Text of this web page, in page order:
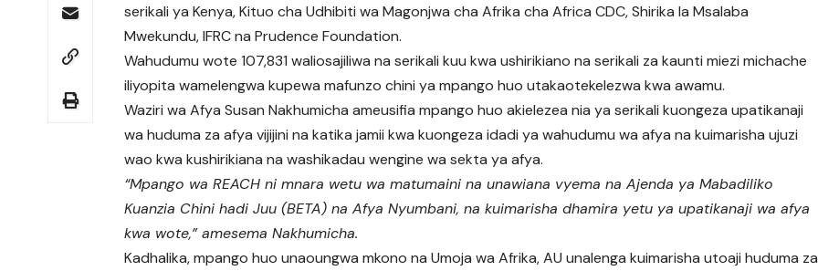
serikali ya Kenya, Kituo cha Udhibiti wa Magonjwa cha Afrika cha Africa CDC, Shirika la Msalaba
Mwekundu, IFRC na Prudence Foundation.
Wahudumu wote 107,831 waliosajiliwa na serikali kuu kwa ushirikiano na serikali za kaunti miezi michache
iliyopita wamelengwa kupewa mafunzo chini ya mpango huo utakaotekelezwa kwa awamu.
Waziri wa Afya Susan Nakhumicha ameusifia mpango huo akielezea nia ya serikali kuongeza upatikanaji
wa huduma za afya vijijini na katika jamii kwa kuongeza idadi ya wahudumu wa afya na kuimarisha ujuzi
wao kwa kushirikiana na washikadau wengine wa sekta ya afya.
“Mpango wa REACH ni mnara wetu wa matumaini na unawiana vyema na Ajenda ya Mabadiliko
Kuanzia Chini hadi Juu (BETA) na Afya Nyumbani, na kuimarisha dhamira yetu ya upatikanaji wa afya
kwa wote,” amesema Nakhumicha.
Kadhalika, mpango huo unaoungwa mkono na Umoja wa Afrika, AU unalenga kuimarisha utoaji huduma za